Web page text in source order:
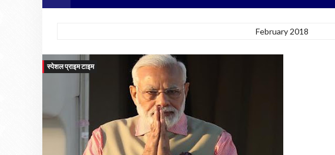
February 2018
स्पेशल प्राइम टाइम